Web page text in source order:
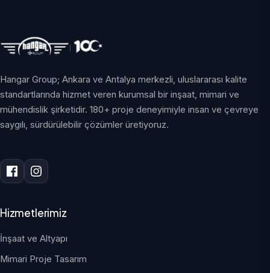
Hangar Group; Ankara ve Antalya merkezli, uluslararası kalite
standartlarında hizmet veren kurumsal bir inşaat, mimari ve
mühendislik şirketidir. 180+ proje deneyimiyle insan ve çevreye
saygılı, sürdürülebilir çözümler üretiyoruz.
Hizmetlerimiz
İnşaat ve Altyapı
Mimari Proje Tasarım